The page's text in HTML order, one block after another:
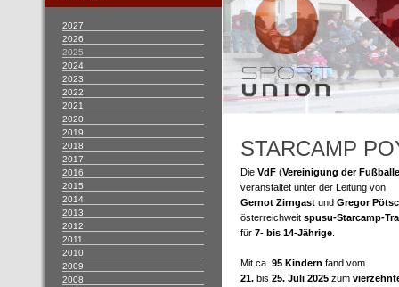
2027
2026
2025
2024
2023
2022
2021
2020
2019
2018
2017
2016
2015
2014
2013
2012
2011
2010
2009
2008
STARCAMP
Die VdF (Vereinigung der
veranstaltet unter der Leitung von
Gernot Zirngast und Gregor
österreichweit spusu-Starcamp-
für 7- bis 14-Jährige
Mit ca. 95 Kindern fand vom
21. bis 25. Juli 2025 zum